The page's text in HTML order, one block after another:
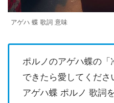
アゲハ 蝶 歌詞 意味
ポルノのアゲハ蝶の「
できたら愛してくださ
アゲハ蝶 ポルノ 歌詞